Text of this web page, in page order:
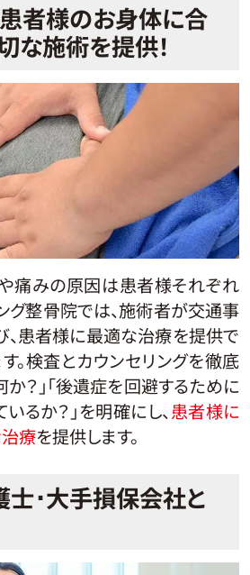
者様のお身体に合
な施術を提供！
痛みの原因は患者様それぞれ
グ整骨院では、施術者が交通事
患者様に最適な治療を提供で
。検査とカウンセリングを徹底
か？」「後遺症を回避するために
るか？」を明確にし、患者様に
療を提供します。
士･大手損保会社と